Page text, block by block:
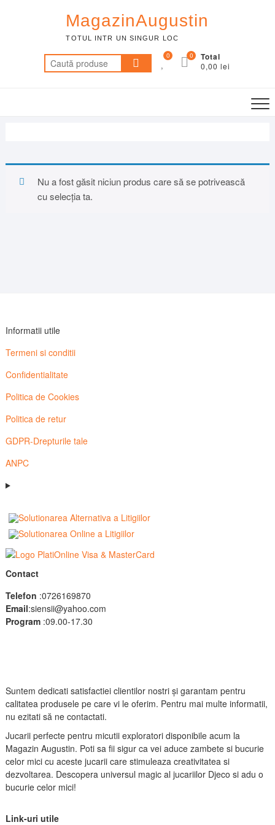
MagazinAugustin
TOTUL INTR UN SINGUR LOC
Caută
după:
0 Total
0,00 lei
0
Nu a fost găsit niciun produs care să se potrivească
cu selecția ta.
Informatii utile
Termeni si conditii
Confidentialitate
Politica de Cookies
Politica de retur
GDPR-Drepturile tale
ANPC
Contact
Telefon :0726169870
Email:siensii@yahoo.com
Program:09.00-17.30
Suntem dedicati satisfactiei clientilor nostri și garantam pentru
calitatea produsele pe care vi le oferim. Pentru mai multe informatii,
nu ezitati să ne contactati.
Jucarii perfecte pentru micutii exploratori disponibile acum la
Magazin Augustin. Poti sa fii sigur ca vei aduce zambete si bucurie
celor mici cu aceste jucarii care stimuleaza creativitatea si
dezvoltarea. Descopera universul magic al jucariilor Djeco si adu o
bucurie celor mici!
Link-uri utile